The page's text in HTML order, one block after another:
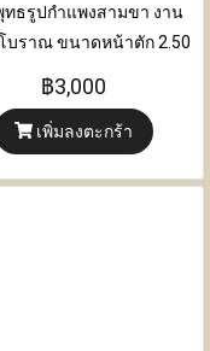
ทธรูปกำแพงสามขา งาน
บราณ ขนาดหน้าตัก 2.50
฿3,000
เพิ่มลงตะกร้า